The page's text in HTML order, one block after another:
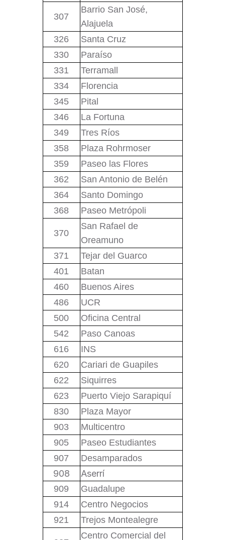
307
Barrio San José,
Alajuela
326
Santa Cruz
330
Paraíso
331
Terramall
334
Florencia
345
Pital
346
La Fortuna
349
Tres Ríos
358
Plaza Rohrmoser
359
Paseo las Flores
362
San Antonio de Belén
364
Santo Domingo
368
Paseo Metrópoli
370
San Rafael de
Oreamuno
371
Tejar del Guarco
401
Batan
460
Buenos Aires
486
UCR
500
Oficina Central
542
Paso Canoas
616
INS
620
Cariari de Guapiles
622
Siquirres
623
Puerto Viejo Sarapiquí
830
Plaza Mayor
903
Multicentro
905
Paseo Estudiantes
907
Desamparados
908 Aserrí
909
Guadalupe
914
Centro Negocios
921
Trejos Montealegre
Centro Comercial del